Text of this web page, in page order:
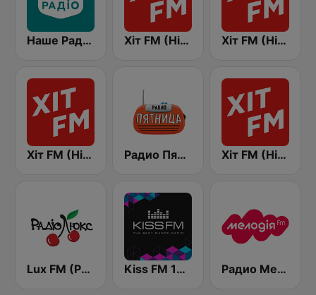
Наше Радио (Nashe Radio) 107.9 Хіт FM (Hit FM) Хіт FM (Hit FM) - Top
Хіт FM (Hit FM) - Ukr Радио Пятница (Pyatnica) Хіт FM (Hit FM) - Best
Lux FM (Pадіо Люкс) Kiss FM 106.5 (Кисc ФМ) Радио Мелодия (Radio Melodia)